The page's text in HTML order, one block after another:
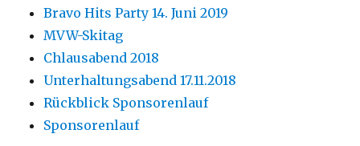
Bravo Hits Party 14. Juni 2019
MVW-Skitag
Chlausabend 2018
Unterhaltungsabend 17.11.2018
Rückblick Sponsorenlauf
Sponsorenlauf